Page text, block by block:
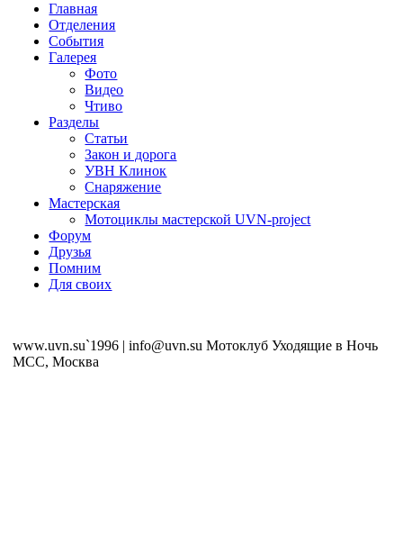
Главная
Отделения
События
Галерея
Фото
Видео
Чтиво
Разделы
Статьи
Закон и дорога
УВН Клинок
Снаряжение
Мастерская
Мотоциклы мастерской UVN-project
Форум
Друзья
Помним
Для своих
www.uvn.su`1996 | info@uvn.su Мотоклуб Уходящие в Ночь
MCC, Москва